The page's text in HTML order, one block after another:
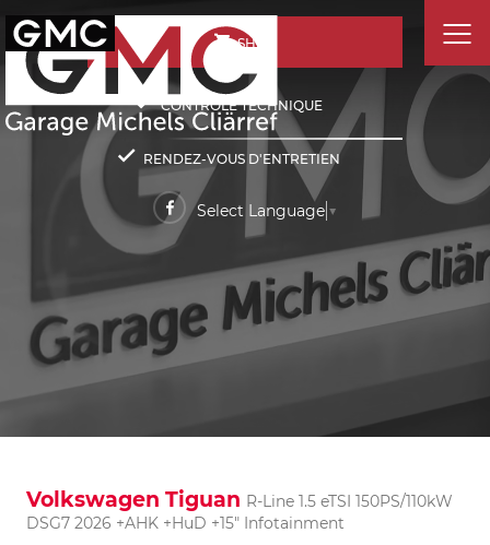
SHOP
CONTRÔLE TECHNIQUE
RENDEZ-VOUS D'ENTRETIEN
Select Language ▼
Volkswagen Tiguan R-Line 1.5 eTSI 150PS/110kW
DSG7 2026 +AHK +HuD +15" Infotainment